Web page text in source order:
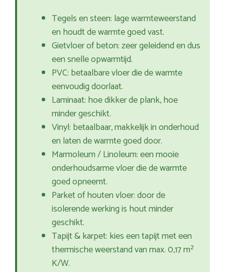
Tegels en steen: lage warmteweerstand
en houdt de warmte goed vast.
Gietvloer of beton: zeer geleidend en dus
een snelle opwarmtijd.
PVC: betaalbare vloer die de warmte
eenvoudig doorlaat.
Laminaat: hoe dikker de plank, hoe
minder geschikt.
Vinyl: betaalbaar, makkelijk in onderhoud
en laten de warmte goed door.
Marmoleum / Linoleum: een mooie
onderhoudsarme vloer die de warmte
goed opneemt.
Parket of houten vloer: door de
isolerende werking is hout minder
geschikt.
Tapijt & karpet: kies een tapijt met een
thermische weerstand van max. 0,17 m²
K/W.